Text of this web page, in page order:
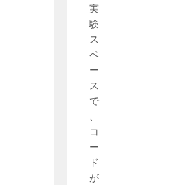
実
験
ス
ペ
ー
ス
で
、
コ
ー
ド
が